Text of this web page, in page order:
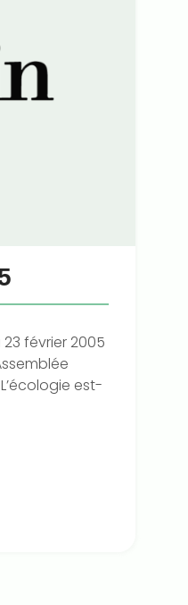
février 2005
est-